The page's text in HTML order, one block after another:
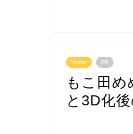
Vtuber PR
もこ田
と3D化